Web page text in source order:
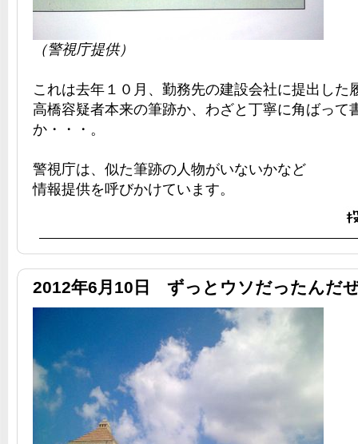
（警視庁提供）
これは去年１０月、勤務先の建設会社に提出した
高橋容疑者本来の筆跡か、わざと丁寧に角ばって
か・・・。
警視庁は、似た筆跡の人物がいないかなど
情報提供を呼びかけています。
2012年6月10日 ずっとウソだったんだ